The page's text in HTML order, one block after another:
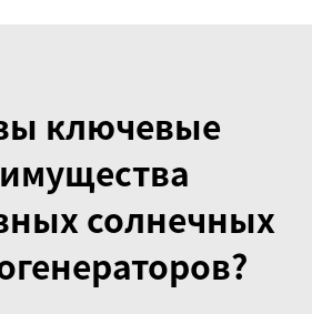
ключевые
солнечных